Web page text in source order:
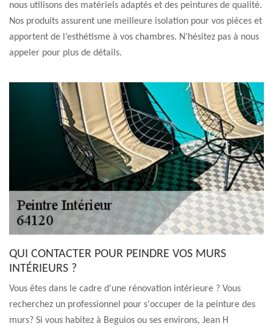
nous utilisons des matériels adaptés et des peintures de qualité.
Nos produits assurent une meilleure isolation pour vos pièces et
apportent de l’esthétisme à vos chambres. N’hésitez pas à nous
appeler pour plus de détails.
QUI CONTACTER POUR PEINDRE VOS MURS
INTÉRIEURS ?
Vous êtes dans le cadre d'une rénovation intérieure ? Vous
recherchez un professionnel pour s'occuper de la peinture des
murs? Si vous habitez à Beguios ou ses environs, Jean H